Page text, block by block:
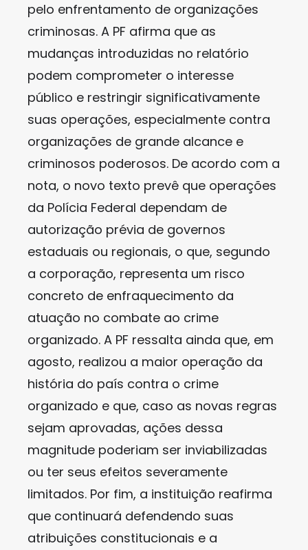
pelo enfrentamento de organizações
criminosas. A PF afirma que as
mudanças introduzidas no relatório
podem comprometer o interesse
público e restringir significativamente
suas operações, especialmente contra
organizações de grande alcance e
criminosos poderosos. De acordo com a
nota, o novo texto prevê que operações
da Polícia Federal dependam de
autorização prévia de governos
estaduais ou regionais, o que, segundo
a corporação, representa um risco
concreto de enfraquecimento da
atuação no combate ao crime
organizado. A PF ressalta ainda que, em
agosto, realizou a maior operação da
história do país contra o crime
organizado e que, caso as novas regras
sejam aprovadas, ações dessa
magnitude poderiam ser inviabilizadas
ou ter seus efeitos severamente
limitados. Por fim, a instituição reafirma
que continuará defendendo suas
atribuições constitucionais e a